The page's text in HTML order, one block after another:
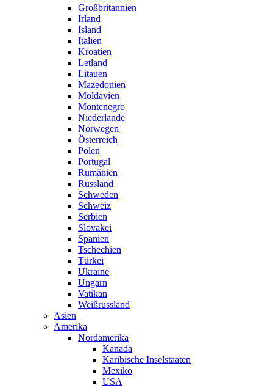
Großbritannien
Irland
Island
Italien
Kroatien
Letland
Litauen
Mazedonien
Moldavien
Montenegro
Niederlande
Norwegen
Österreich
Polen
Portugal
Rumänien
Russland
Schweden
Schweiz
Serbien
Slovakei
Spanien
Tschechien
Türkei
Ukraine
Ungarn
Vatikan
Weißrussland
Asien
Amerika
Nordamerika
Kanada
Karibische Inselstaaten
Mexiko
USA